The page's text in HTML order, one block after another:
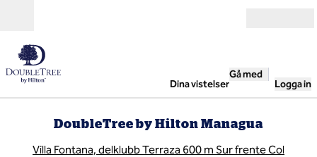
Dina vistelser
Gå med
Logga in
DoubleTree by Hilton Managua
Villa Fontana, delklubb Terraza 600 m Sur frente Col